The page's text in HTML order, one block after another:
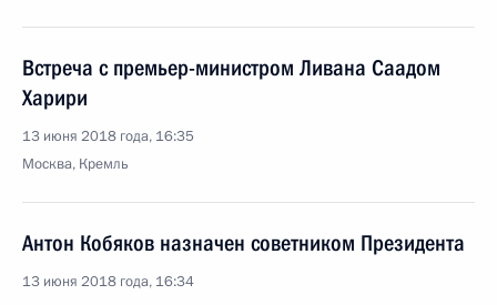
Встреча с премьер-министром Ливана Саадом
Харири
13 июня 2018 года, 16:35
Москва, Кремль
Антон Кобяков назначен советником Президента
13 июня 2018 года, 16:34